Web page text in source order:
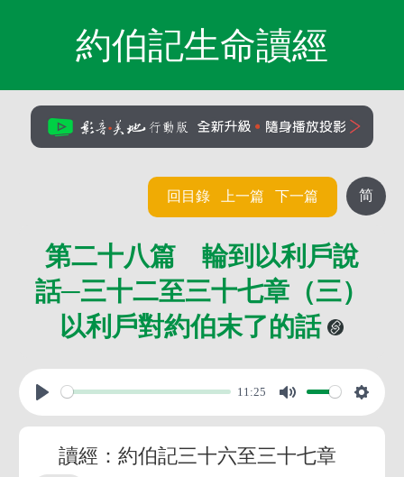
約伯記生命讀經
简
回目錄 上一篇 下一篇
第二十八篇 輪到以利戶說
話─三十二至三十七章（三）
以利戶對約伯末了的話
11:25
讀經：約伯記三十六至三十七章